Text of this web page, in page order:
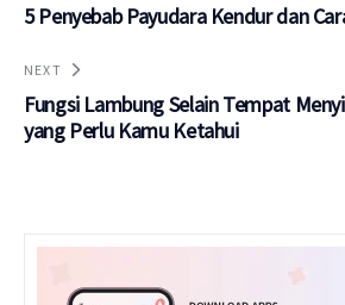
5 Penyebab Payudara Kendur dan
NEXT
Fungsi Lambung Selain Tempat
yang Perlu Kamu Ketahui